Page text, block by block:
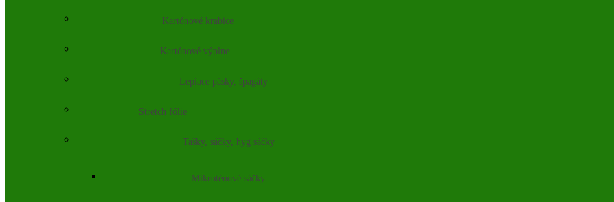
Kartónové krabice
Kartónové výplne
Lepiace pásky, špagáty
Stretch fólie
Tašky, sáčky, hyg sáčky
Mikroténové sáčky